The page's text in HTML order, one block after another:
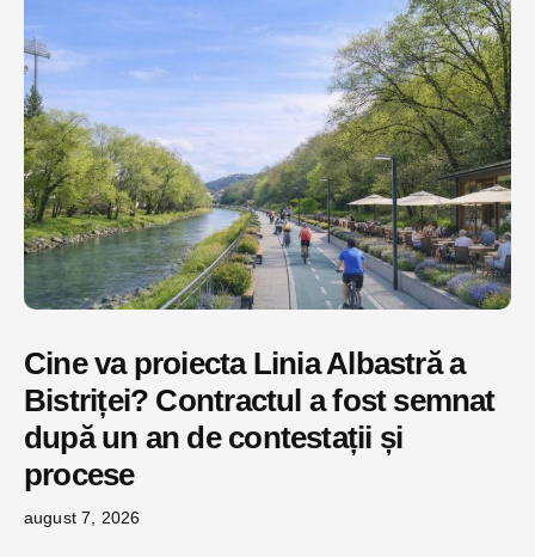
Cine va proiecta Linia Albastră a
Bistriței? Contractul a fost semnat
după un an de contestații și
procese
august 7, 2026